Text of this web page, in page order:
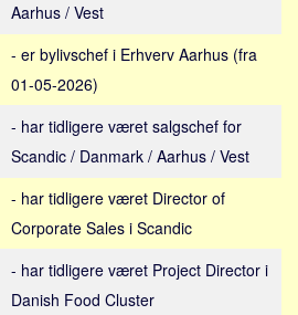
Aarhus / Vest
- er bylivschef i Erhverv Aarhus (fra
01-05-2026)
- har tidligere været salgschef for
Scandic / Danmark / Aarhus / Vest
- har tidligere været Director of
Corporate Sales i Scandic
- har tidligere været Project Director i
Danish Food Cluster